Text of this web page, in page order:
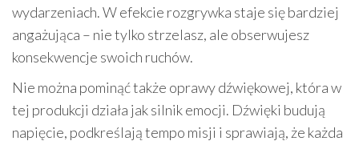
wydarzeniach. W efekcie rozgrywka staje się bardziej
angażująca – nie tylko strzelasz, ale obserwujesz
konsekwencje swoich ruchów.
Nie można pominąć także oprawy dźwiękowej, która w
tej produkcji działa jak silnik emocji. Dźwięki budują
napięcie, podkreślają tempo misji i sprawiają, że każda